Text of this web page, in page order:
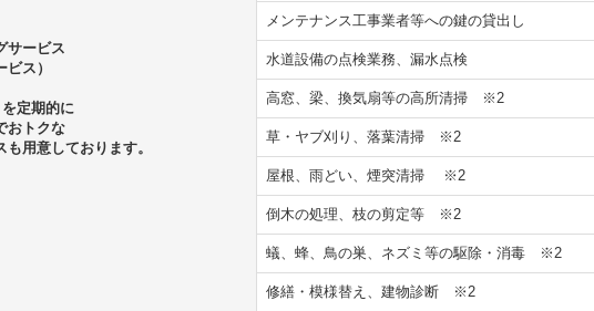
サービス
ビス）
定期的に
おトクな
用意しております。
メンテナンス工事業者等への鍵の貸出し
水道設備の点検業務、漏水点検
高窓、梁、換気扇等の高所清掃 ※2
草・ヤブ刈り、落葉清掃 ※2
屋根、雨どい、煙突清掃 ※2
倒木の処理、枝の剪定等 ※2
蟻、蜂、鳥の巣、ネズミ等の駆除・消毒 ※2
修繕・模様替え、建物診断 ※2